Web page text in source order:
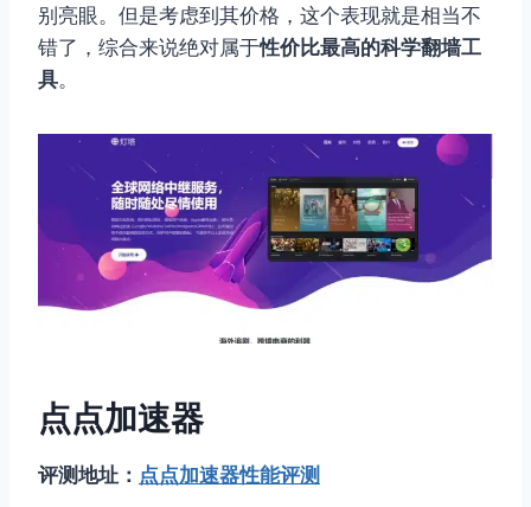
别亮眼。但是考虑到其价格，这个表现就是相当不
错了，综合来说绝对属于性价比最高的科学翻墙工
具。
点点加速器
评测地址： 点点加速器性能评测